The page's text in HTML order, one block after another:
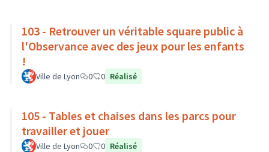
103 - Retrouver un véritable square public à
l'Observance avec des jeux pour les enfants
!
Ville de Lyon 0 0 Réalisé
105 - Tables et chaises dans les parcs pour
travailler et jouer
Ville de Lyon 0 0 Réalisé